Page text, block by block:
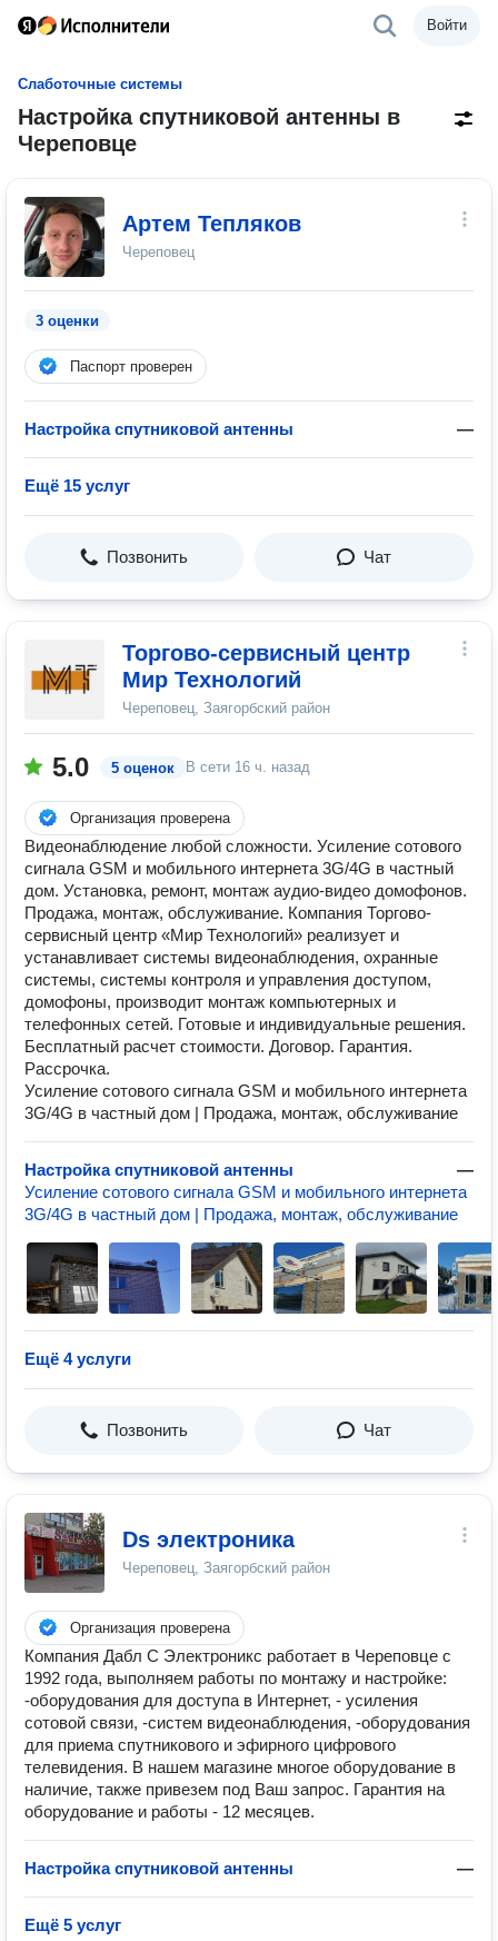
Войти
Слаботочные системы
Настройка спутниковой антенны в
Череповце
Артем Тепляков
Череповец
3 оценки
Паспорт проверен
Настройка спутниковой антенны —
Ещё 15 услуг
Позвонить Чат
Торгово-сервисный центр
Мир Технологий
Череповец, Заягорбский район
5.0 5 оценок В сети 16 ч. назад
Организация проверена
Видеонаблюдение любой сложности. Усиление сотового
сигнала GSM и мобильного интернета 3G/4G в частный
дом. Установка, ремонт, монтаж аудио-видео домофонов.
Продажа, монтаж, обслуживание. Компания Торгово-
сервисный центр «Мир Технологий» реализует и
устанавливает системы видеонаблюдения, охранные
системы, системы контроля и управления доступом,
домофоны, производит монтаж компьютерных и
телефонных сетей. Готовые и индивидуальные решения.
Бесплатный расчет стоимости. Договор. Гарантия.
Рассрочка.
Усиление сотового сигнала GSM и мобильного интернета
3G/4G в частный дом | Продажа, монтаж, обслуживание
Настройка спутниковой антенны
—
Усиление сотового сигнала GSM и мобильного интернета
3G/4G в частный дом | Продажа, монтаж, обслуживание
Ещё 4 услуги
Позвонить Чат
Ds электроника
Череповец, Заягорбский район
Организация проверена
Компания Дабл С Электроникс работает в Череповце с
1992 года, выполняем работы по монтажу и настройке:
-оборудования для доступа в Интернет, - усиления
сотовой связи, -систем видеонаблюдения, -оборудования
для приема спутникового и эфирного цифрового
телевидения. В нашем магазине многое оборудование в
наличие, также привезем под Ваш запрос. Гарантия на
оборудование и работы - 12 месяцев.
Настройка спутниковой антенны —
Ещё 5 услуг